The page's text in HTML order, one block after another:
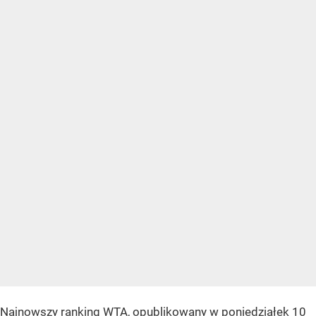
Najnowszy ranking WTA, opublikowany w poniedziałek 10